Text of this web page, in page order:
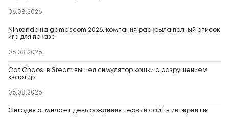
06.08.2026
Nintendo на gamescom 2026: компания раскрыла полный список
игр для показа
06.08.2026
Cat Chaos: в Steam вышел симулятор кошки с разрушением
квартир
06.08.2026
Сегодня отмечает день рождения первый сайт в интернете